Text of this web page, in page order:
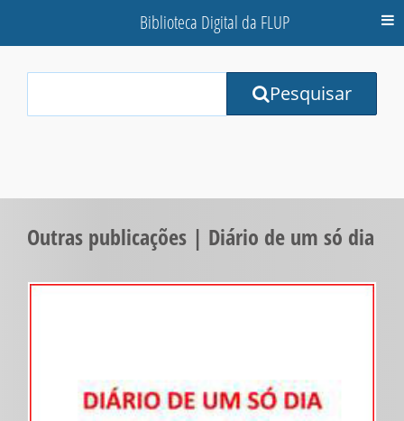
Biblioteca Digital da FLUP
Terms:
Pesquisar
Outras publicações | Diário de um só dia